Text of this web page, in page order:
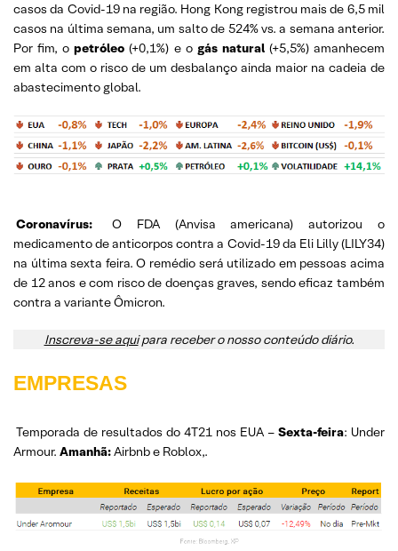
casos da Covid-19 na região. Hong Kong registrou mais de 6,5 mil
casos na última semana, um salto de 524% vs. a semana anterior.
Por fim, opetróleo (+0,1%) e o gás natural(+5,5%) amanhecem
em alta com o risco de um desbalanço ainda maior na cadeia de
abastecimento global.
Coronavírus:
O FDA (Anvisa americana) autorizou o
medicamento de anticorpos contra a Covid-19 da Eli Lilly (LILY34)
na última sexta feira. O remédio será utilizado em pessoas acima
de 12 anos e com risco de doenças graves, sendo eficaz também
contra a variante Ômicron.
Inscreva-se aquipara receber o nosso conteúdo diário.
EMPRESAS
Temporada de resultados do 4T21 nos EUA – Sexta-feira: Under
Armour. Amanhã:Airbnb e Roblox,.